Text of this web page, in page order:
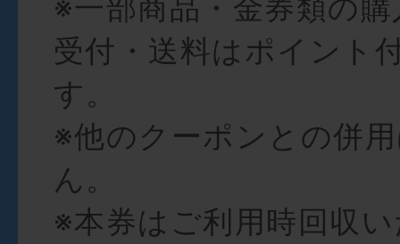
※一部商品・金券類の
受付・送料はポイント
す。
※他のクーポンとの併
ん。
※本券はご利用時回収